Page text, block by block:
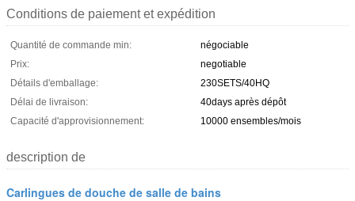
Conditions de paiement et expédition
Quantité de commande min:
négociable
Prix:
negotiable
Détails d'emballage:
230SETS/40HQ
Délai de livraison:
40days après dépôt
Capacité d'approvisionnement:
10000 ensembles/mois
description de
Carlingues de douche de salle de bains